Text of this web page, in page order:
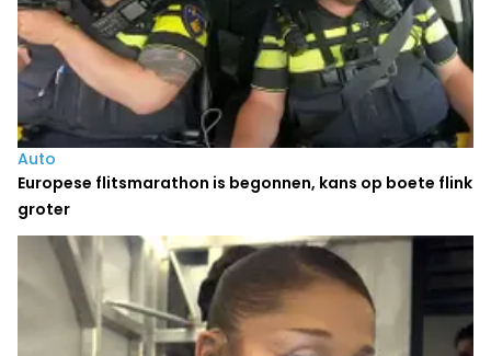
Auto
Europese flitsmarathon is begonnen, kans op boete flink
groter